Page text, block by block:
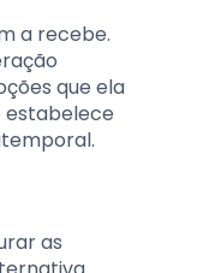
a recebe.
que ela
estabelece
as